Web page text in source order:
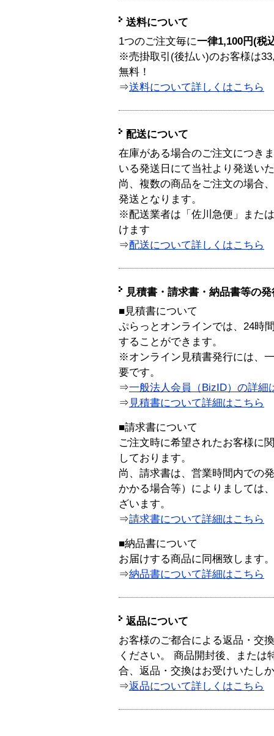
送料について
1つのご注文毎に一律1,100円(税
※売掛取引(後払い)のお客様は
無料！
⇒送料について詳しくはこちら
配送について
在庫がある場合のご注文につき
いる発送日にて当社より発送い
尚、複数の商品をご注文の場合
発送となります。
※配送業者は「佐川急便」また
けます
⇒配送について詳しくはこちら
見積書・請求書・納品書等の
■見積書について
ぷらっとオンラインでは、24時
することができます。
※オンライン見積書発行には、
要です。
⇒一般法人会員（BizID）の詳細
⇒ 見積書について詳細はこちら
■請求書について
ご注文時に希望されたお客様に
しております。
尚、請求書は、営業時間内での
かかる場合等）によりましては
ざいます。
⇒請求書について詳細はこちら
■納品書について
お届けする商品に同梱致します。
⇒納品書について詳細はこちら
返品について
お客様のご都合による返品・交
ください。 商品開封後、または
合、返品・交換はお受けいたし
⇒返品について詳しくはこちら